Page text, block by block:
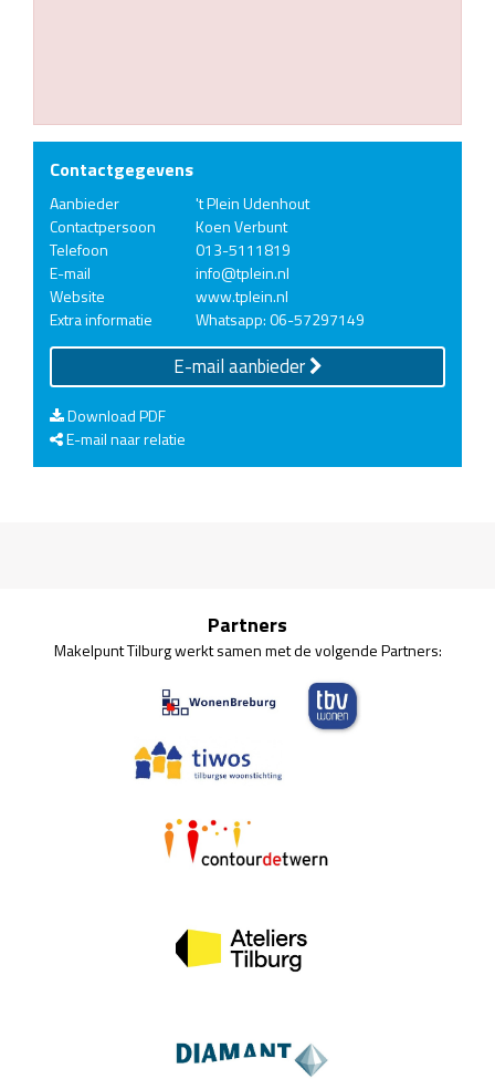
Contactgegevens
Aanbieder
't Plein Udenhout
Contactpersoon
Koen Verbunt
Telefoon
013-5111819
E-mail
info@tplein.nl
Website
www.tplein.nl
Extra informatie
Whatsapp: 06-57297149
E-mail aanbieder
Download PDF
E-mail naar relatie
Partners
Makelpunt Tilburg werkt samen met de volgende Partners: